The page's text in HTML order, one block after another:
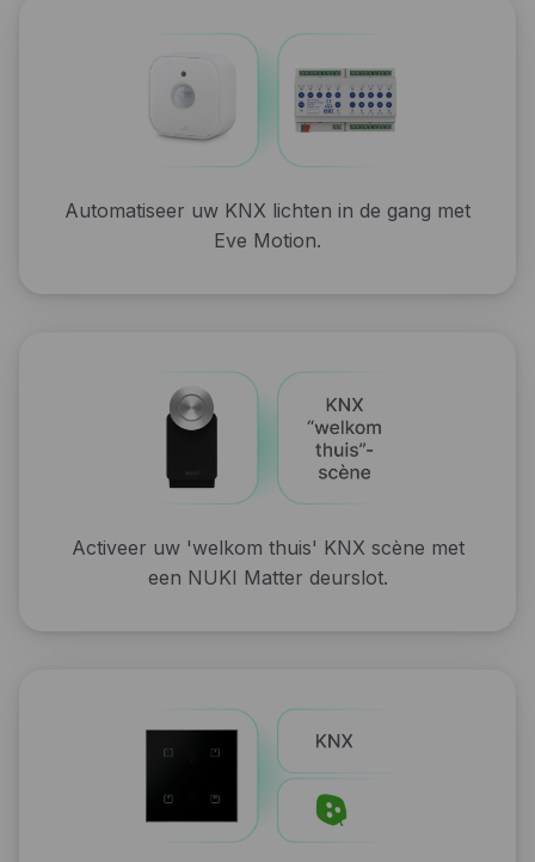
Automatiseer uw KNX lichten in de gang met
Eve Motion.
Activeer uw 'welkom thuis' KNX scène met
een NUKI Matter deurslot.